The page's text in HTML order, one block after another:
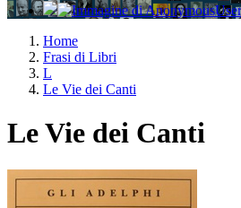
Home
Frasi di Libri
L
Le Vie dei Canti
Le Vie dei Canti